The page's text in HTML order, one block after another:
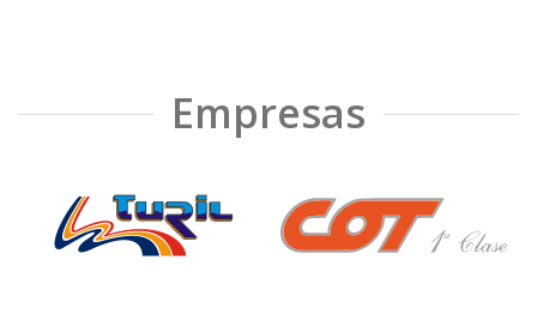
Empresas
❮ ❯